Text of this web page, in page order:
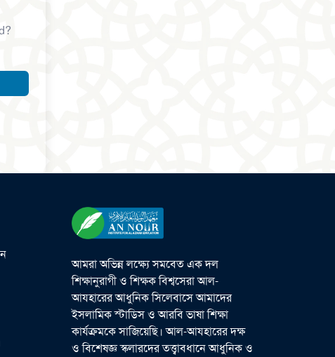
আমরা অভিন্ন লক্ষ্যে সমবেত এক দল
শিক্ষানুরাগী ও শিক্ষক বিশ্বসেরা আল-
আযহারের আধুনিক সিলেবাসে আমাদের
ইসলামিক স্টাডিস ও আরবি ভাষা শিক্ষা
কার্যক্রমকে সাজিয়েছি। আল-আযহারের দক্ষ
ও বিশেষজ্ঞ স্কলারদের তত্ত্বাবধানে আধুনিক ও